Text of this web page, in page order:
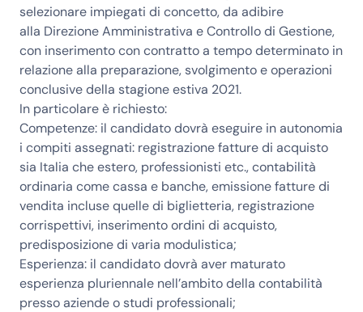
selezionare impiegati di concetto, da adibire
alla Direzione Amministrativa e Controllo di Gestione,
con inserimento con contratto a tempo determinato in
relazione alla preparazione, svolgimento e operazioni
conclusive della stagione estiva 2021.
In particolare è richiesto:
Competenze: il candidato dovrà eseguire in autonomia
i compiti assegnati: registrazione fatture di acquisto
sia Italia che estero, professionisti etc., contabilità
ordinaria come cassa e banche, emissione fatture di
vendita incluse quelle di biglietteria, registrazione
corrispettivi, inserimento ordini di acquisto,
predisposizione di varia modulistica;
Esperienza: il candidato dovrà aver maturato
esperienza pluriennale nell’ambito della contabilità
presso aziende o studi professionali;